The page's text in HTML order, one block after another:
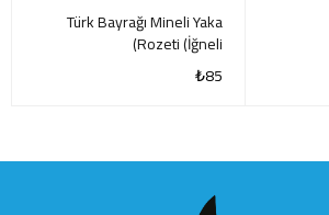
Türk Bayrağı Mineli Yaka
Rozeti (İğneli)
₺85